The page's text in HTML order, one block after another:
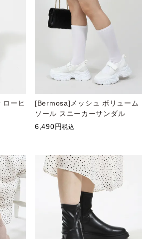
ローヒ
[Bermosa]メッシュ ボリューム
ソール スニーカーサンダル
6,490
税込